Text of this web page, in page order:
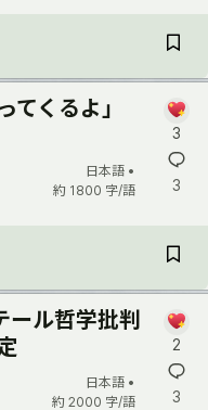
てくるよ」
日本語 •
約 1800 字/語
3
3
ール哲学批判
日本語 •
約 2000 字/語
2
3